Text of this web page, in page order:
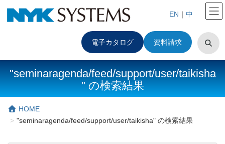
EN ｜ 中
電子カタログ 資料請求
"seminaragenda/feed/support/user/taikisha
" の検索結果
HOME
"seminaragenda/feed/support/user/taikisha" の検索結果